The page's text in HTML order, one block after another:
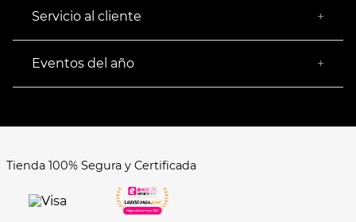
Empresa Socialmente Responsable
Servicio al cliente +
Facturación
Devoluciones
Formas de Pago
Eventos del año +
Buen Fin
Tienda 100% Segura y Certificada